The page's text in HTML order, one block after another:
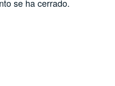
se ha cerrado.